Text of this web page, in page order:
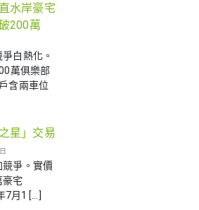
水岸豪宅
200萬
白熱化。
萬俱樂部
含兩車位
星」交易
競爭。實價
豪宅
7月1 […]